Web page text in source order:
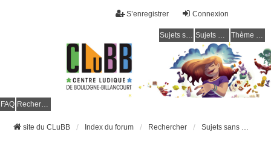
Connexion
S’enregistrer
Sujets sans réponse Sujets actifs Thème clair / foncé
FAQ Rechercher
site du CLuBB Index du forum Rechercher Sujets sans réponse